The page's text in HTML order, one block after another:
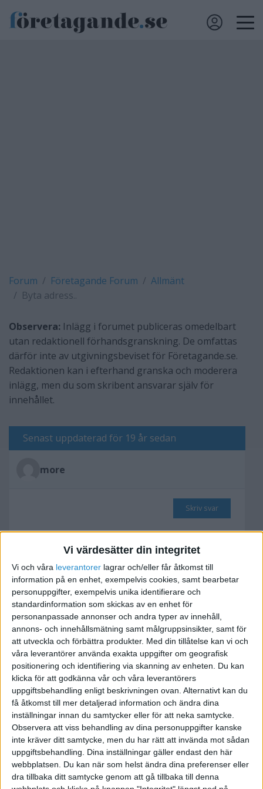
Vi värdesätter din integritet
Vi och våra leverantorer lagrar och/eller får åtkomst till
information på en enhet, exempelvis cookies, samt bearbetar
personuppgifter, exempelvis unika identifierare och
standardinformation som skickas av en enhet för
personanpassade annonser och andra typer av innehåll,
annons- och innehållsmätning samt målgruppsinsikter, samt för
att utveckla och förbättra produkter. Med din tillåtelse kan vi och
våra leverantörer använda exakta uppgifter om geografisk
positionering och identifiering via skanning av enheten. Du kan
klicka för att godkänna vår och våra leverantörers
uppgiftsbehandling enligt beskrivningen ovan. Alternativt kan du
få åtkomst till mer detaljerad information och ändra dina
inställningar innan du samtycker eller för att neka samtycke.
Observera att viss behandling av dina personuppgifter kanske
inte kräver ditt samtycke, men du har rätt att invända mot sådan
uppgiftsbehandling. Dina inställningar gäller endast den här
webbplatsen. Du kan när som helst ändra dina preferenser eller
dra tillbaka ditt samtycke genom att gå tillbaka till denna
Forum Företagande Forum
Allmänt
Byta adress..
Observera: Inlägg i forumet publiceras omedelbart
utan redaktionell förhandsgranskning. De omfattas
därför inte av utgivningsbeviset för Företagande.se.
Redaktionen kan i efterhand granska och moderera
inlägg, men du som skribent ansvarar själv för
innehållet.
Senast uppdaterad för 19 år sedan
more
Skriv svar
Byta adress..
2007-02-01 16:48
Har ett företag som jag avser avsluta i år, men
har inte kommit så långt riktigt än. Har däremot
flyttat (har "kontoret hemma"). Undrar vilka
adresser jag måste byta/ändra och hur jag gör
detta?
Sinnenas Teater
2007-02-01 19:48